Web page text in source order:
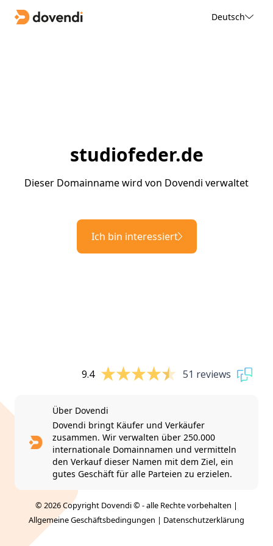
Deutsch
studiofeder.de
Dieser Domainname wird von Dovendi verwaltet
Ich bin interessiert
9.4 51 reviews
Über Dovendi
Dovendi bringt Käufer und Verkäufer
zusammen. Wir verwalten über 250.000
internationale Domainnamen und vermitteln
den Verkauf dieser Namen mit dem Ziel, ein
gutes Geschäft für alle Parteien zu erzielen.
© 2026 Copyright Dovendi © - alle Rechte vorbehalten |
Allgemeine Geschäftsbedingungen | Datenschutzerklärung